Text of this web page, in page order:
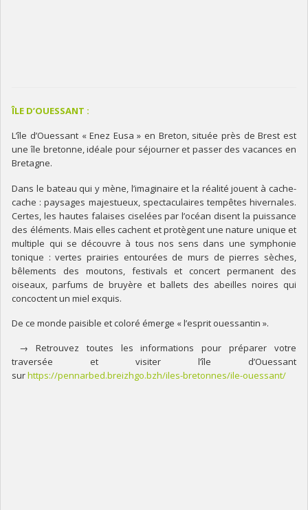
ÎLE D’OUESSANT :
L’île d’Ouessant « Enez Eusa » en Breton, située près de Brest est
une île bretonne, idéale pour séjourner et passer des vacances en
Bretagne.
Dans le bateau qui y mène, l’imaginaire et la réalité jouent à cache-
cache : paysages majestueux, spectaculaires tempêtes hivernales.
Certes, les hautes falaises ciselées par l’océan disent la puissance
des éléments. Mais elles cachent et protègent une nature unique et
multiple qui se découvre à tous nos sens dans une symphonie
tonique : vertes prairies entourées de murs de pierres sèches,
bêlements des moutons, festivals et concert permanent des
oiseaux, parfums de bruyère et ballets des abeilles noires qui
concoctent un miel exquis.
De ce monde paisible et coloré émerge « l’esprit ouessantin ».
→ Retrouvez toutes les informations pour préparer votre
traversée et visiter l’île d’Ouessant
surhttps://pennarbed.breizhgo.bzh/iles-bretonnes/ile-ouessant/